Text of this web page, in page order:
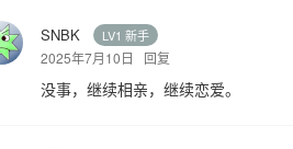
SNBK LV1 新手
2025年7月10日 回复
没事，继续相亲，继续恋爱。